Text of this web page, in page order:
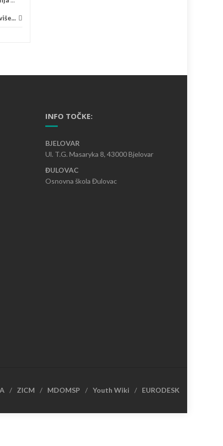
INFO TOČKE:
BJELOVAR
Ul. T.G. Masaryka 8, 43000 Bjelovar
ĐULOVAC
Osnovna škola Đulovac
ZICM MDOMSP Youth Wiki EURODESK